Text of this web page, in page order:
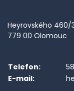
Heyrovského 460/
779 00 Olomouc
Telefon:
E-mail: